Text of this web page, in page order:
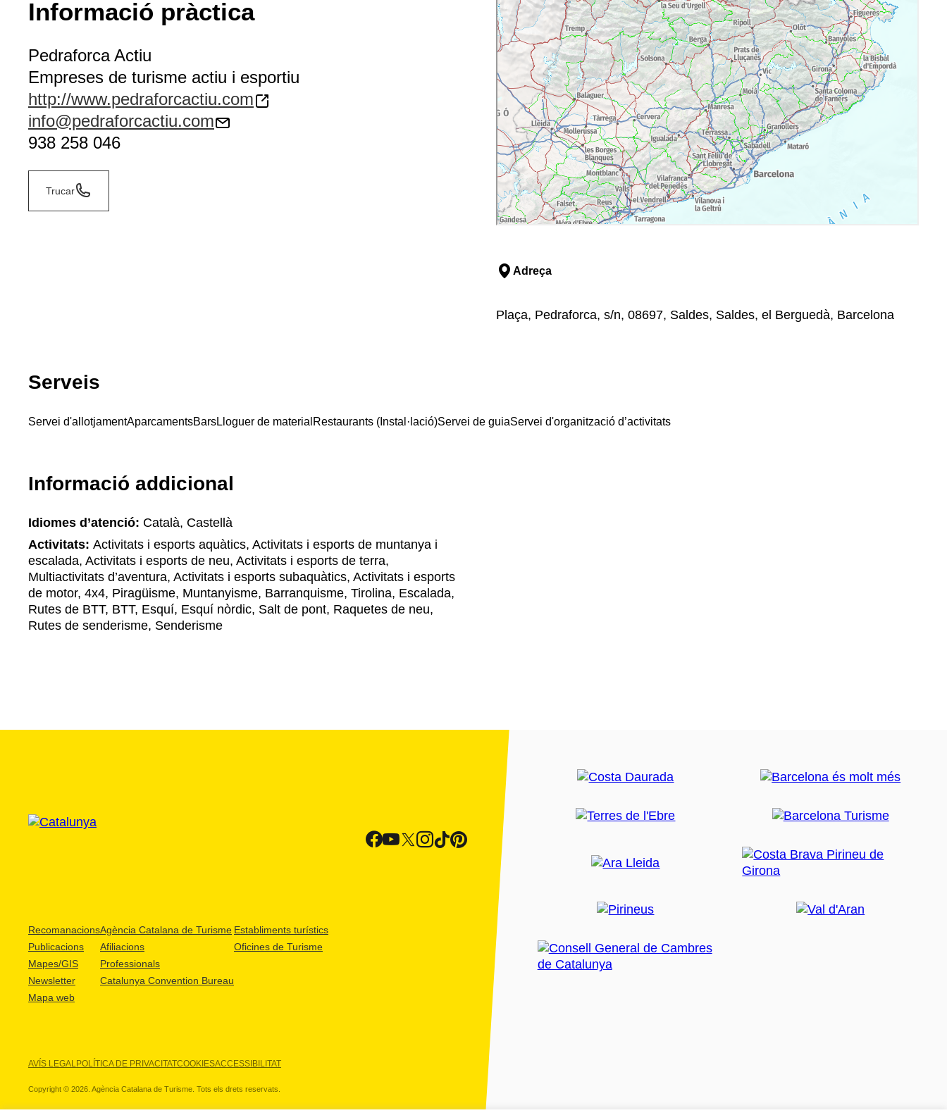
Informació pràctica
Pedraforca Actiu
Empreses de turisme actiu i esportiu
http://www.pedraforcactiu.com
info@pedraforcactiu.com
938 258 046
Trucar
Adreça
Plaça, Pedraforca, s/n, 08697, Saldes, Saldes, el Berguedà, Barcelona
Serveis
Servei d'allotjamentAparcamentsBarsLloguer de material Restaurants (Instal·lació)Servei de guiaServei d'organització d’activitats
Informació addicional
Idiomes d’atenció: Català, Castellà
Activitats: Activitats i esports aquàtics, Activitats i esports de muntanya i
escalada, Activitats i esports de neu, Activitats i esports de terra,
Multiactivitats d’aventura, Activitats i esports subaquàtics, Activitats i esports
de motor, 4x4, Piragüisme, Muntanyisme, Barranquisme, Tirolina, Escalada,
Rutes de BTT, BTT, Esquí, Esquí nòrdic, Salt de pont, Raquetes de neu,
Rutes de senderisme, Senderisme
Recomanacions
Publicacions
Mapes/GIS
Newsletter
Mapa web
Agència Catalana de Turisme
Afiliacions
Professionals
Catalunya Convention Bureau
Establiments turístics
Oficines de Turisme
AVÍS LEGALPOLÍTICA DE PRIVACITATCOOKIESACCESSIBILITAT
Copyright © 2026. Agència Catalana de Turisme. Tots els drets reservats.